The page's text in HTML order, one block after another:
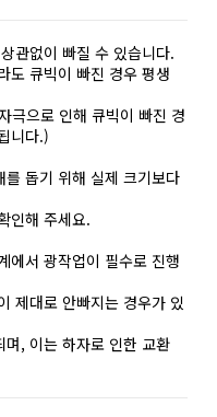
관없이 빠질 수 있습니다.
도 큐빅이 빠진 경우 평생
극으로 인해 큐빅이 빠진 경
니다.)
돕기 위해 실제 크기보다
인해 주세요.
에서 광작업이 필수로 진행
제대로 안빠지는 경우가 있
, 이는 하자로 인한 교환